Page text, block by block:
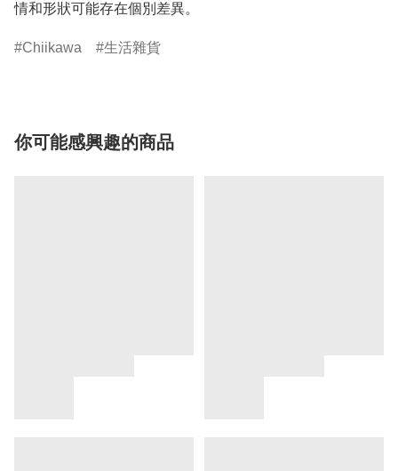
情和形狀可能存在個別差異。
Chiikawa 生活雜貨
你可能感興趣的商品